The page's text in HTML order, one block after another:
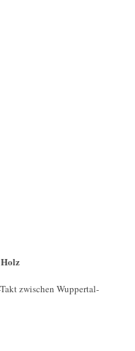
zwischen Wuppertal-